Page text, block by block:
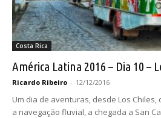
Costa Rica
América Latina 2016 – Dia 10 –
Ricardo Ribeiro - 12/12/2016
Um dia de aventuras, desde Los
a navegação fluvial, a chegada a San